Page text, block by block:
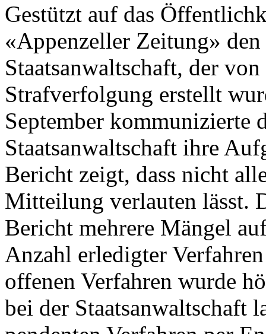
Gestützt auf das
«Appenzeller Zeitung»
Staatsanwaltschaft, der
Strafverfolgung erstellt
September kommunizierte
Staatsanwaltschaft ihre
Bericht zeigt, dass nicht
Mitteilung verlauten lässt.
Bericht mehrere Mängel
Anzahl erledigter
offenen Verfahren wurde
bei der Staatsanwaltschaft